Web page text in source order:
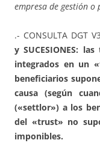
empresa de gestión
.- CONSULTA DGT
y SUCESIONES:
integrados en un
beneficiarios
causa (según
(«settlor») a los
del «trust» no
imponibles.